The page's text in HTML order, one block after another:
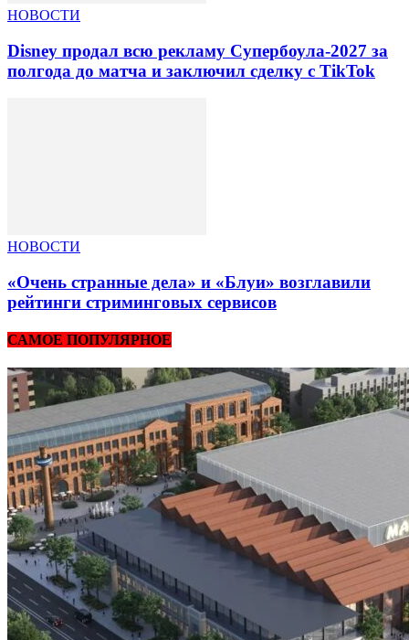
НОВОСТИ
Disney продал всю рекламу Супербоула-2027 за
полгода до матча и заключил сделку с TikTok
НОВОСТИ
«Очень странные дела» и «Блуи» возглавили
рейтинги стриминговых сервисов
САМОЕ ПОПУЛЯРНОЕ